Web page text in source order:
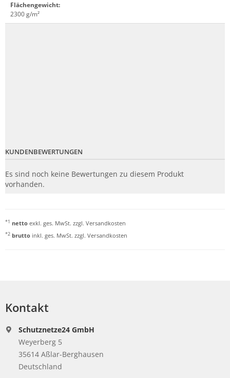
Flächengewicht:
2300 g/m²
KUNDENBEWERTUNGEN
Es sind noch keine Bewertungen zu diesem Produkt
vorhanden.
*1 netto exkl. ges. MwSt. zzgl. Versandkosten
*2 brutto inkl. ges. MwSt. zzgl. Versandkosten
Kontakt
Schutznetze24 GmbH
Weyerberg 5
35614 Aßlar-Berghausen
Deutschland